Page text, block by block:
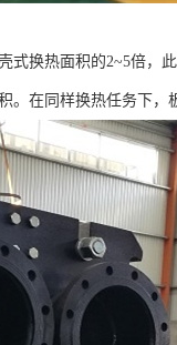
式换热面积的2~5倍，
在同样换热任务下，